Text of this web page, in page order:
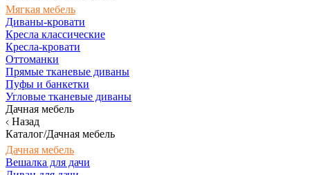
Мягкая мебель
Диваны-кровати
Кресла классические
Кресла-кровати
Оттоманки
Прямые тканевые диваны
Пуфы и банкетки
Угловые тканевые диваны
Дачная мебель
Назад
Каталог/Дачная мебель
Дачная мебель
Вешалка для дачи